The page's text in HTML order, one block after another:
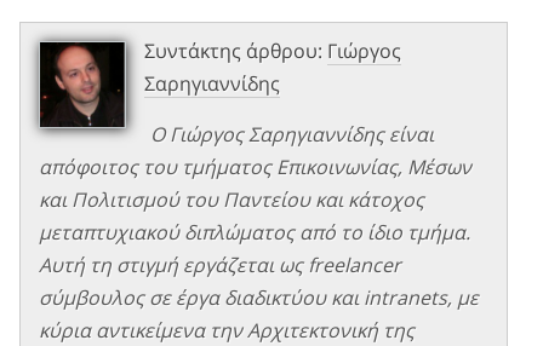
Συντάκτης άρθρου: Γιώργος
Σαρηγιαννίδης
Ο Γιώργος Σαρηγιαννίδης είναι
απόφοιτος του τμήματος Επικοινωνίας, Μέσων
και Πολιτισμού του Παντείου και κάτοχος
μεταπτυχιακού διπλώματος από το ίδιο τμήμα.
Αυτή τη στιγμή εργάζεται ως freelancer
σύμβουλος σε έργα διαδικτύου και intranets, με
κύρια αντικείμενα την Αρχιτεκτονική της